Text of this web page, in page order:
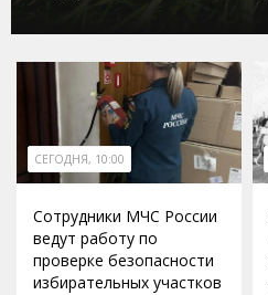
СЕГОДНЯ, 10:00
Сотрудники МЧС России
ведут работу по
проверке безопасности
избирательных участков